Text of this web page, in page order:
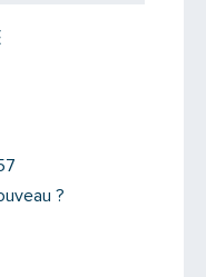
?